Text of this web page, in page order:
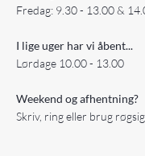
Fredag: 9.30 - 13.00 &
I lige uger har vi åbent...
Lørdage 10.00 - 13.00
Weekend og afhentning?
Skriv, ring eller brug